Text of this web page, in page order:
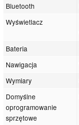
Bluetooth
Wyświetlacz
Bateria
Nawigacja
Wymiary
Domyślne
oprogramowanie
sprzętowe